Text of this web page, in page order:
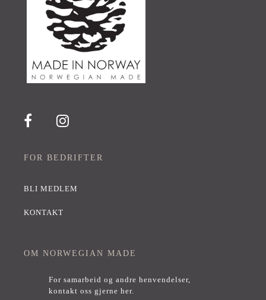
FOR BEDRIFTER
BLI MEDLEM
KONTAKT
OM NORWEGIAN MADE
For samarbeid og andre henvendelser,
kontakt oss gjerne her.